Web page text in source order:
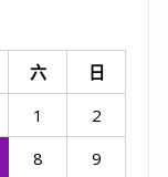
六
日
1
2
8
9